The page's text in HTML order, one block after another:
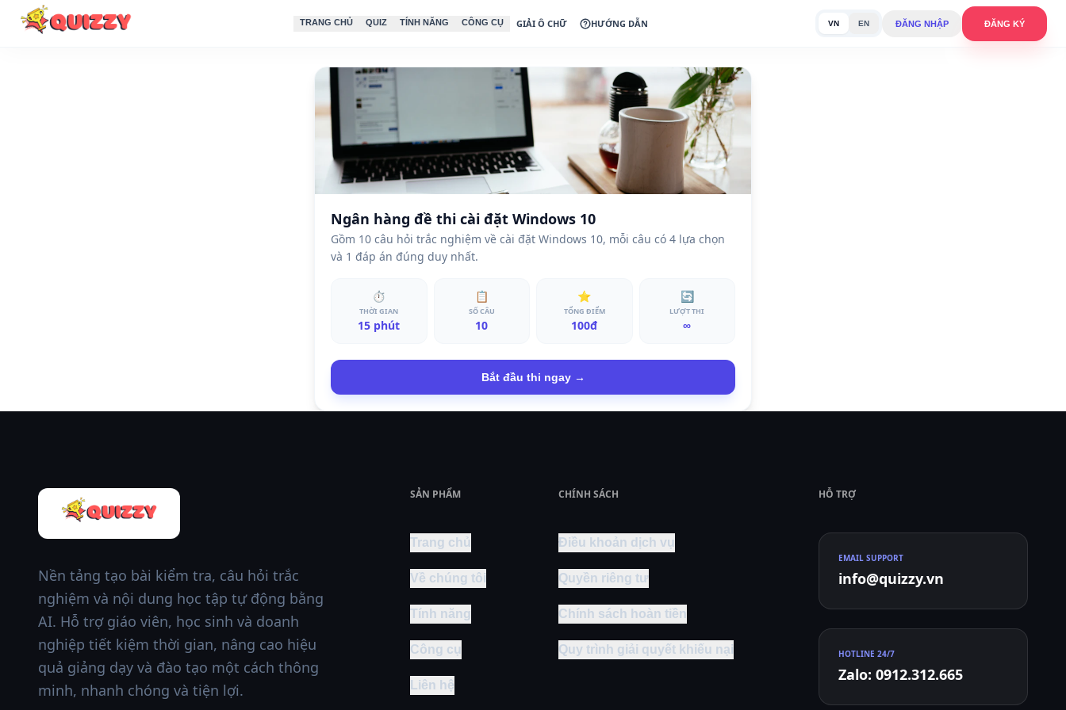
TRANG CHỦ QUIZ TÍNH NĂNG CÔNG CỤ GIẢI Ô CHỮ HƯỚNG DẪN VN EN ĐĂNG NHẬP ĐĂNG KÝ
Ngân hàng đề thi cài đặt Windows 10
Gồm 10 câu hỏi trắc nghiệm về cài đặt Windows 10, mỗi câu có 4 lựa chọn
và 1 đáp án đúng duy nhất.
⏱
THỜI GIAN
15 phút
📋
SỐ CÂU
10
⭐
TỔNG ĐIỂM
100đ
🔄
LƯỢT THI
∞
Bắt đầu thi ngay →
Nền tảng tạo bài kiểm tra, câu hỏi trắc
nghiệm và nội dung học tập tự động bằng
AI. Hỗ trợ giáo viên, học sinh và doanh
nghiệp tiết kiệm thời gian, nâng cao hiệu
quả giảng dạy và đào tạo một cách thông
minh, nhanh chóng và tiện lợi.
SẢN PHẨM
Trang chủ
Về chúng tôi
Tính năng
Công cụ
Liên hệ
CHÍNH SÁCH
Điều khoản dịch vụ
Quyền riêng tư
Chính sách hoàn tiền
Quy trình giải quyết khiếu nại
HỖ TRỢ
EMAIL SUPPORT
info@quizzy.vn
HOTLINE 24/7
Zalo: 0912.312.665